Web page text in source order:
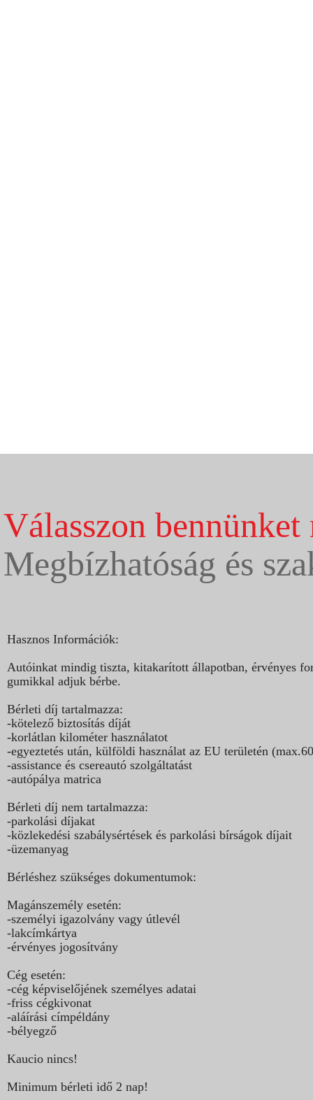
Válasszon bennünket
Megbízhatóság és
Hasznos Információk:
Autóinkat mindig tiszta, kitakarított állapotban, érvényes
gumikkal adjuk bérbe.
Bérleti díj tartalmazza:
-kötelező biztosítás díját
-korlátlan kilométer használatot
-egyeztetés után, külföldi használat az EU területén
-assistance és csereautó szolgáltatást
-autópálya matrica
Bérleti díj nem tartalmazza:
-parkolási díjakat
-közlekedési szabálysértések és parkolási bírságok díjait
-üzemanyag
Bérléshez szükséges dokumentumok:
Magánszemély esetén:
-személyi igazolvány vagy útlevél
-lakcímkártya
-érvényes jogosítvány
Cég esetén:
-cég képviselőjének személyes adatai
-friss cégkivonat
-aláírási címpéldány
-bélyegző
Kaucio nincs!
Minimum bérleti idő 2 nap!